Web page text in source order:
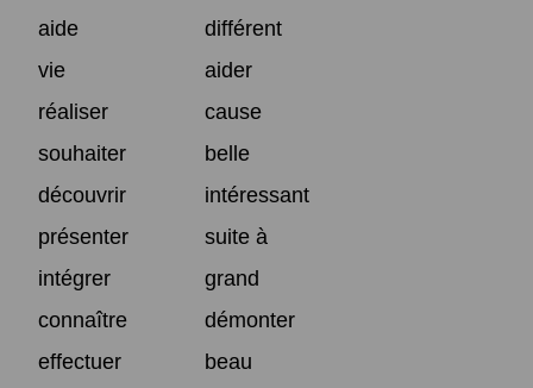
aide
différent
vie
aider
réaliser
cause
souhaiter
belle
découvrir
intéressant
présenter
suite à
intégrer
grand
connaître
démonter
effectuer
beau